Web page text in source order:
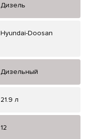
Дизель
Hyundai-Doosan
Дизельный
21.9 л
12